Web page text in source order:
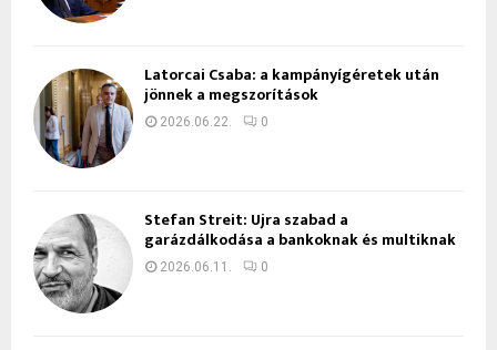
Latorcai Csaba: a kampányígéretek után
jönnek a megszorítások
2026.06.22. 0
Stefan Streit: Újra szabad a
garázdálkodása a bankoknak és multiknak
2026.06.11. 0